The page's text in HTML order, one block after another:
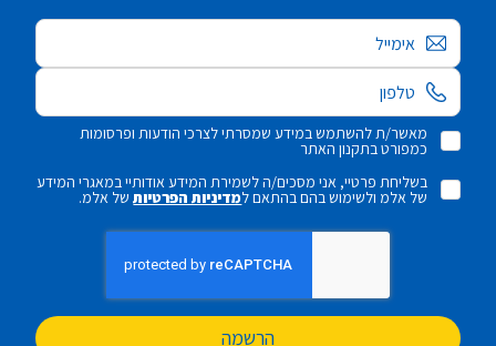
אימייל
מאשר/ת להשתמש במידע שמסרתי לצרכי הודעות ופרסומות
כמפורט בתקנון האתר
בשליחת פרטיי, אני מסכים/ה לשמירת המידע אודותיי במאגרי המידע
של אלמ ולשימוש בהם בהתאם למדיניות הפרטיותשל אלמ.
הרשמה